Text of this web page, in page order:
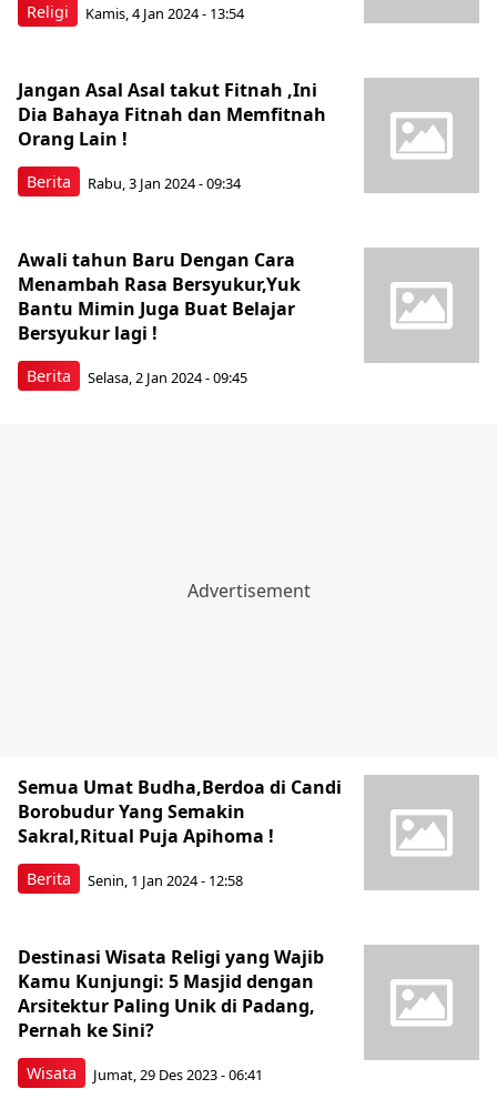
Religi Kamis, 4 Jan 2024 - 13:54
Berita
Jangan Asal Asal takut Fitnah ,Ini
Dia Bahaya Fitnah dan Memfitnah
Orang Lain !
Rabu, 3 Jan 2024 - 09:34
Berita
Awali tahun Baru Dengan Cara
Menambah Rasa Bersyukur,Yuk
Bantu Mimin Juga Buat Belajar
Bersyukur lagi !
Selasa, 2 Jan 2024 - 09:45
Berita
Semua Umat Budha,Berdoa di Candi
Borobudur Yang Semakin
Sakral,Ritual Puja Apihoma !
Senin, 1 Jan 2024 - 12:58
Wisata
Destinasi Wisata Religi yang Wajib
Kamu Kunjungi: 5 Masjid dengan
Arsitektur Paling Unik di Padang,
Pernah ke Sini?
Jumat, 29 Des 2023 - 06:41